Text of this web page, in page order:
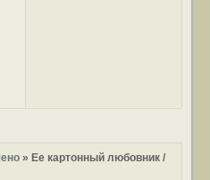
» Ее картонный любовник /